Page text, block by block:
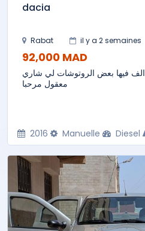
dacia
Rabat il y a 2 semaines
92,000 MAD
سيارة عامرة داربا 140الف فيها بعض الروتوشات لي شاري
معقول مرحبا
2016 Manuelle Diesel